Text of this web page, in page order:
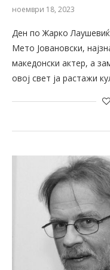
ноември 18, 2023
Ден по Жарко
Мето Јовановски,
македонски актер, а
овој свет ја растажи